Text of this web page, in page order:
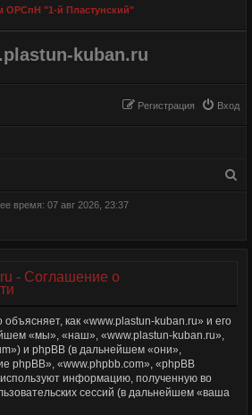
ОРСпН "1-й Пластунский"
kuban.ru
Вход
Регистрация
время: 07 авг 2026, 23:37
- Соглашение о
как «www.plastun-kuban.ru» и его
«мы», «наш», «www.plastun-kuban.ru»,
и phpBB (в дальнейшем «они»,
phpBB», «www.phpbb.com», «phpBB
информацию, полученную во
сессий (в дальнейшем «ваша